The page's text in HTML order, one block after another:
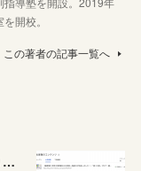
開校。
この著者の記事一覧へ
Googleサーチコンソールが使いやすくなりました！YouTubeも見れるように！